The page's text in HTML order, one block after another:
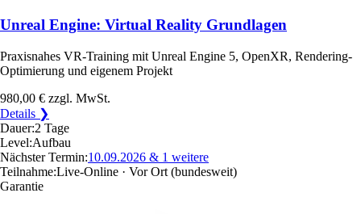
Unreal Engine: Virtual Reality Grundlagen
Praxisnahes VR-Training mit Unreal Engine 5, OpenXR, Rendering-
Optimierung und eigenem Projekt
980,00 € zzgl. MwSt.
Details ❯
Dauer:2 Tage
Level:Aufbau
Nächster Termin:10.09.2026 & 1 weitere
Teilnahme:Live-Online · Vor Ort (bundesweit)
Garantie